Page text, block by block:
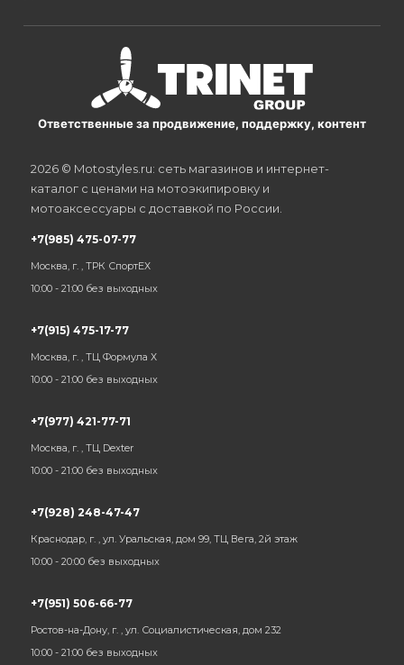
Ответственные за продвижение, поддержку, контент
2026 © Motostyles.ru: сеть магазинов и интернет-
каталог с ценами на мотоэкипировку и
мотоаксессуары с доставкой по России.
+7(985) 475-07-77
Москва, г. , ТРК СпортЕХ
10:00 - 21:00 без выходных
+7(915) 475-17-77
Москва, г. , ТЦ Формула Х
10:00 - 21:00 без выходных
+7(977) 421-77-71
Москва, г. , ТЦ Dexter
10:00 - 21:00 без выходных
+7(928) 248-47-47
Краснодар, г. , ул. Уральская, дом 99, ТЦ Вега, 2й этаж
10:00 - 20:00 без выходных
+7(951) 506-66-77
Ростов-на-Дону, г. , ул. Социалистическая, дом 232
10:00 - 21:00 без выходных